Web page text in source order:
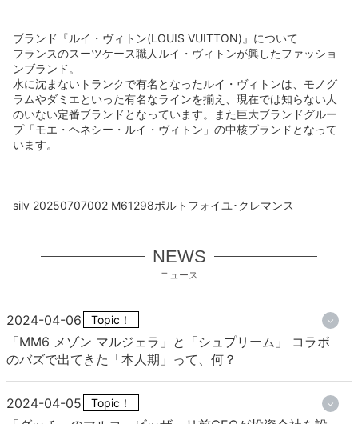
ブランド『ルイ・ヴィトン(LOUIS VUITTON)』について
フランスのスーツケース職人ルイ・ヴィトンが興したファッショ
ンブランド。
水に沈まないトランクで有名となったルイ・ヴィトンは、モノグ
ラムやダミエといった有名なラインを揃え、現在では知らない人
のいない定番ブランドとなっています。また巨大ブランドグルー
プ「モエ・ヘネシー・ルイ・ヴィトン」の中核ブランドとなって
います。
silv 20250707002 M61298ポルトフォイユ･クレマンス
NEWS
ニュース
2024-04-06 Topic！
「MM6 メゾン マルジェラ」と「シュプリーム」 コラボ
のバズで出てきた「本人期」って、何？
2024-04-05 Topic！